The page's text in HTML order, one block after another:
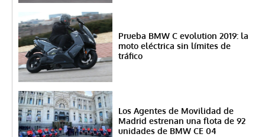
Prueba BMW C evolution 2019: la
moto eléctrica sin límites de
tráfico
Los Agentes de Movilidad de
Madrid estrenan una flota de 92
unidades de BMW CE 04